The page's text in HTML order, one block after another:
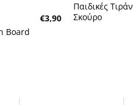
Board
€3,90
Παιδικές
Σκούρο